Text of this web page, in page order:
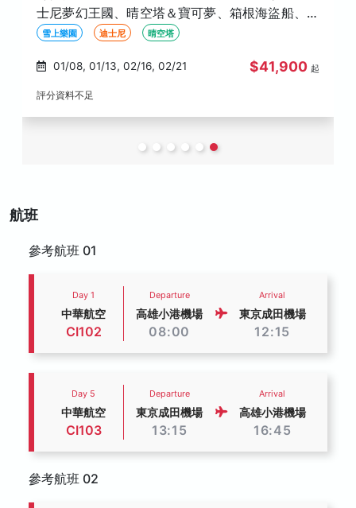
士尼夢幻王國、晴空塔＆寶可夢、箱根海盜船、燒
肉放題-高雄出發
雪上樂園 迪士尼 晴空塔
01/08, 01/13, 02/16, 02/21 $41,900 起
評分資料不足
航班
參考航班 01
Day 1
中華航空
CI102
Departure
高雄小港機場
08:00
Arrival
東京成田機場
12:15
Day 5
中華航空
CI103
Departure
東京成田機場
13:15
Arrival
高雄小港機場
16:45
參考航班 02